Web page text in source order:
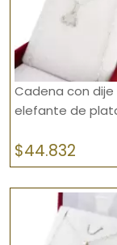
Rosarios
Sellos
Trabacorbata
Cadena con dije
elefante de
$44.832